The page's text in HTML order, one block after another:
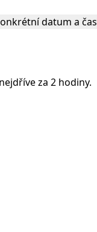
datum a čas
za 2 hodiny.